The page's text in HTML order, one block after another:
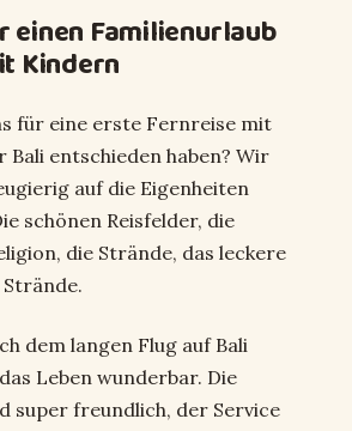
einen Familienurlaub
Kindern
für eine erste Fernreise mit
Bali entschieden haben? Wir
auf die Eigenheiten
schönen Reisfelder, die
die Strände, das leckere
Strände.
dem langen Flug auf Bali
Leben wunderbar. Die
super freundlich, der Service